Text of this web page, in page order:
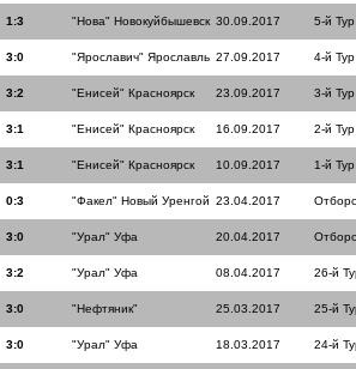
1:3 "Нова" Новокуйбышевск 30.09.2017 5-й Тур
3:0 "Ярославич" Ярославль 27.09.2017 4-й Тур
3:2 "Енисей" Красноярск 23.09.2017 3-й Тур
3:1 "Енисей" Красноярск 16.09.2017 2-й Тур
3:1 "Енисей" Красноярск 10.09.2017 1-й Тур
0:3 "Факел" Новый Уренгой 23.04.2017
3:0 "Урал" Уфа 20.04.2017
3:2 "Урал" Уфа 08.04.2017 26-й
3:0 "Нефтяник" 25.03.2017 25-й
3:0 "Урал" Уфа 18.03.2017 24-й